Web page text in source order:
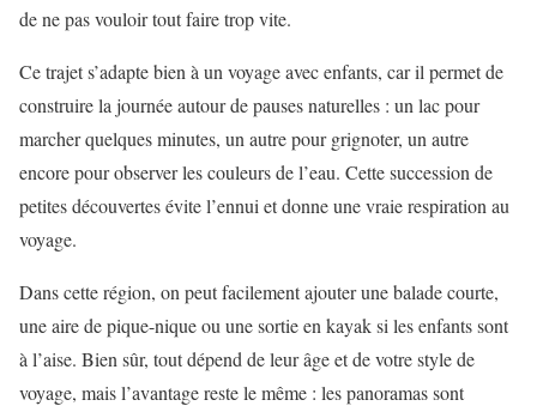
de ne pas vouloir tout faire trop vite.
Ce trajet s’adapte bien à un voyage avec enfants, car il permet de
construire la journée autour de pauses naturelles : un lac pour
marcher quelques minutes, un autre pour grignoter, un autre
encore pour observer les couleurs de l’eau. Cette succession de
petites découvertes évite l’ennui et donne une vraie respiration au
voyage.
Dans cette région, on peut facilement ajouter une balade courte,
une aire de pique-nique ou une sortie en kayak si les enfants sont
à l’aise. Bien sûr, tout dépend de leur âge et de votre style de
voyage, mais l’avantage reste le même : les panoramas sont